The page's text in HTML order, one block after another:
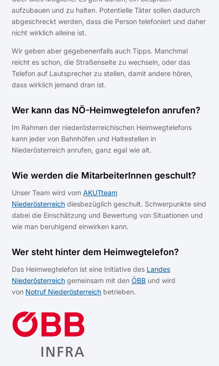
aufzubauen und zu halten. Potentielle Täter sollen dadurch
abgeschreckt werden, dass die Person telefoniert und daher
nicht wirklich alleine ist.
Wir geben aber gegebenenfalls auch Tipps. Manchmal
reicht es schon, die Straßenseite zu wechseln, oder das
Telefon auf Lautsprecher zu stellen, damit andere hören,
dass wirklich jemand dran ist.
Wer kann das NÖ-Heimwegtelefon anrufen?
Im Rahmen der niederösterreichischen Heimwegtelefons
kann jeder von Bahnhöfen und Haltestellen in
Niederösterreich anrufen, ganz egal wie alt.
Wie werden die MitarbeiterInnen geschult?
Unser Team wird vom AKUTteam
Niederösterreich diesbezüglich geschult. Schwerpunkte sind
dabei die Einschätzung und Bewertung von Situationen und
wie man beruhigend einwirken kann.
Wer steht hinter dem Heimwegtelefon?
Das Heimwegtelefon ist eine Initiative des Landes
Niederösterreich gemeinsam mit den ÖBB und wird
von Notruf Niederösterreich betrieben.